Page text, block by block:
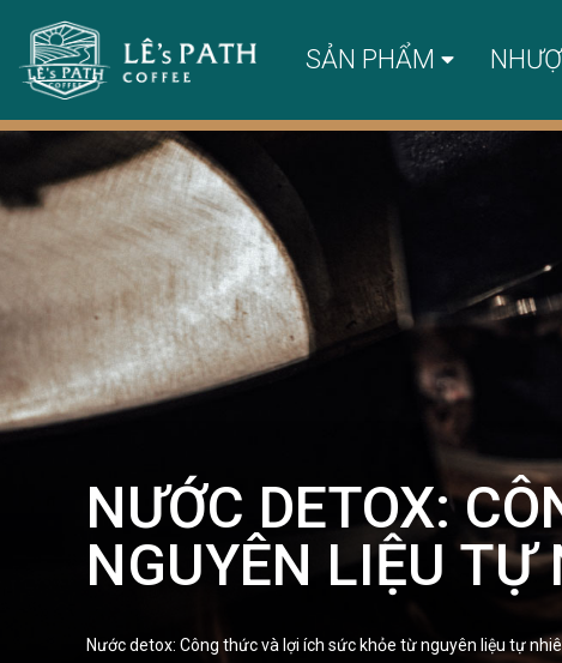
SẢN PHẨM
NƯỚC DETOX:
NGUYÊN LIỆU TỰ
Nước detox: Công thức và lợi ích sức khỏe từ nguyên liệu tự